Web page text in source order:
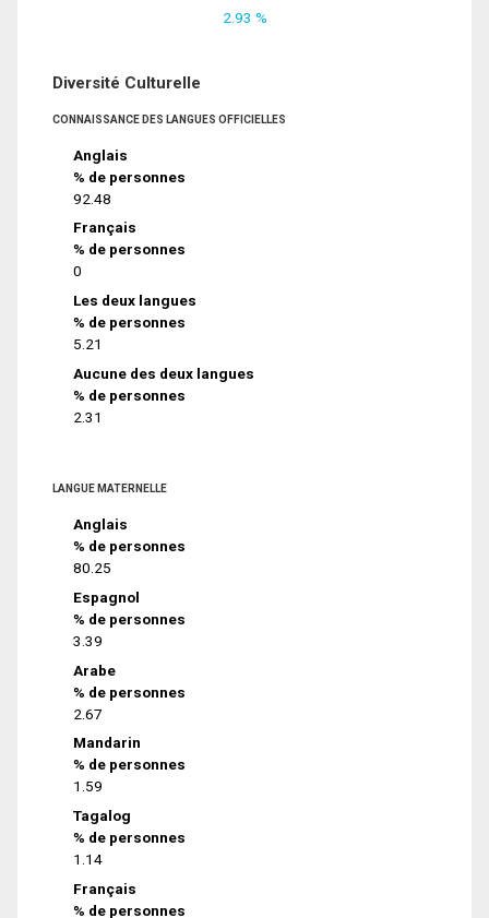
2.93 %
Diversité Culturelle
CONNAISSANCE DES LANGUES OFFICIELLES
Anglais
% de personnes
92.48
Français
% de personnes
0
Les deux langues
% de personnes
5.21
Aucune des deux langues
% de personnes
2.31
LANGUE MATERNELLE
Anglais
% de personnes
80.25
Espagnol
% de personnes
3.39
Arabe
% de personnes
2.67
Mandarin
% de personnes
1.59
Tagalog
% de personnes
1.14
Français
% de personnes